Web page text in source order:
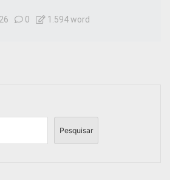
0 1.594 word
Pesquisar